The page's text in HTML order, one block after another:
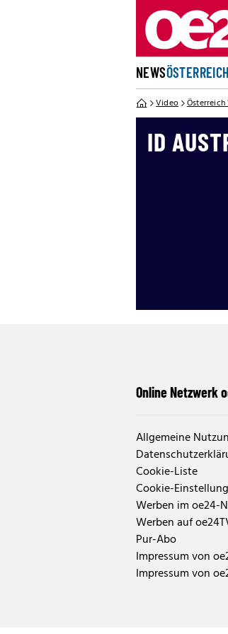
NEWSÖSTERREICH
Video
ID
Online Netzwerk
Allgemeine
Cookie-Liste
Cookie-
Werben im oe24-
Werben auf
Pur-Abo
Impressum von
Impressum von